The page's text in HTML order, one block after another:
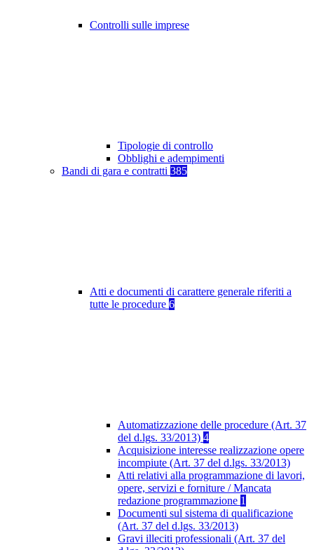
Controlli sulle imprese
Tipologie di controllo
Obblighi e adempimenti
Bandi di gara e contratti 385
Atti e documenti di carattere generale riferiti a
tutte le procedure 6
Automatizzazione delle procedure (Art. 37
del d.lgs. 33/2013) 4
Acquisizione interesse realizzazione opere
incompiute (Art. 37 del d.lgs. 33/2013)
Atti relativi alla programmazione di lavori,
opere, servizi e forniture / Mancata
redazione programmazione 1
Documenti sul sistema di qualificazione
(Art. 37 del d.lgs. 33/2013)
Gravi illeciti professionali (Art. 37 del